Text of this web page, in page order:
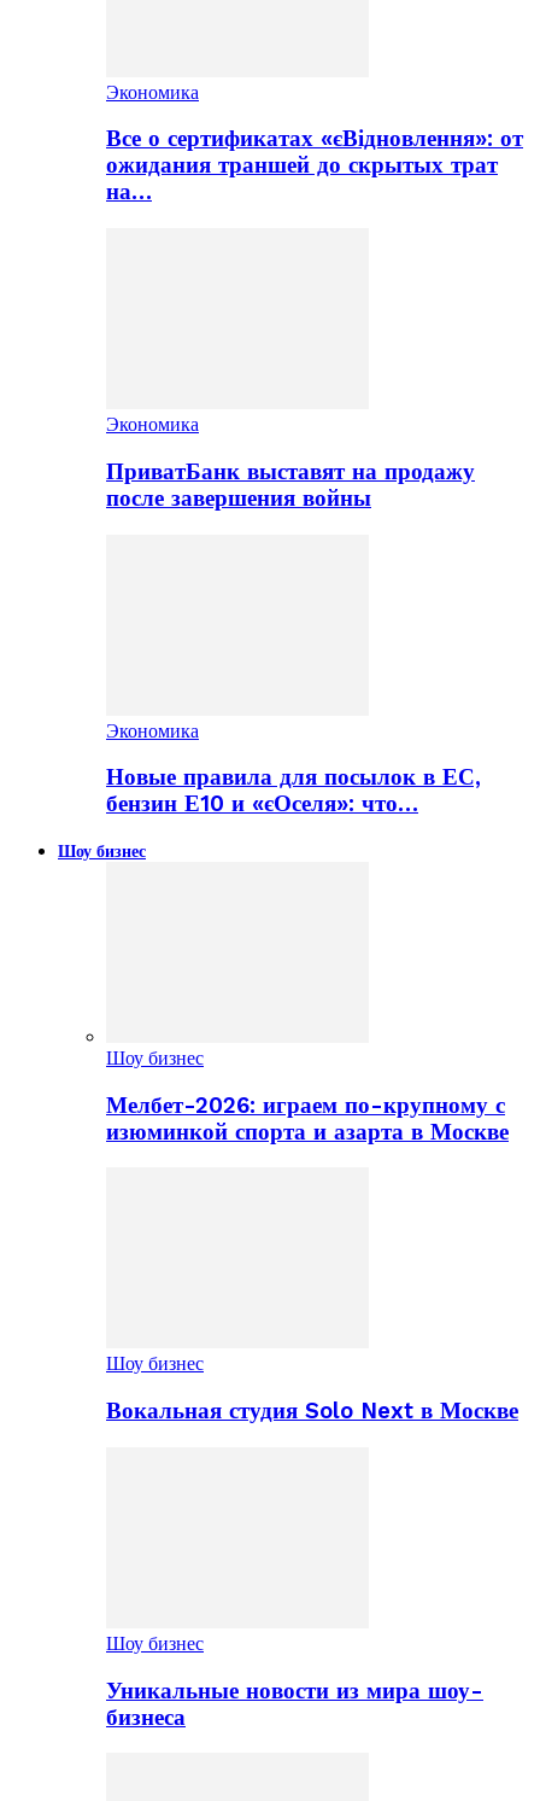
Экономика
Все о сертификатах «єВідновлення»: от
ожидания траншей до скрытых трат
на…
Экономика
ПриватБанк выставят на продажу
после завершения войны
Экономика
Новые правила для посылок в ЕС,
бензин Е10 и «єОселя»: что…
Шоу бизнес
Шоу бизнес
Мелбет-2026: играем по-крупному с
изюминкой спорта и азарта в Москве
Шоу бизнес
Вокальная студия Solo Next в Москве
Шоу бизнес
Уникальные новости из мира шоу-
бизнеса